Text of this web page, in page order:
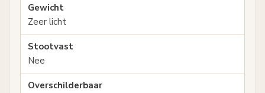
Zeer licht
Nee